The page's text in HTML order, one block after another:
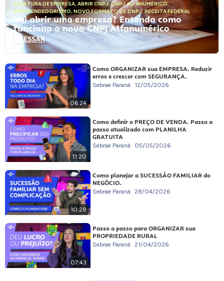
ABERTURA DE EMPRESA, ABRIR CNPJ,CNPJ ALFANUMÉRICO,
EMPREENDEDORISMO, NOVO FORMATO DE CNPJ,RECEITA FEDERAL
Vai abrir uma empresa? Entenda como
funciona o novo CNPJ Alfanumérico
ACESSAR
06:24
Como ORGANIZAR sua EMPRESA. Reduzir
erros e crescer com SEGURANÇA.
Sebrae Paraná 12/05/2026
11:20
Como definir o PREÇO DE VENDA. Passo a
passo atualizado com PLANILHA
GRATUITA
Sebrae Paraná 05/05/2026
10:28
Como planejar a SUCESSÃO FAMILIAR do
NEGÓCIO.
Sebrae Paraná 28/04/2026
07:43
Passo a passo para ORGANIZAR sua
PROPRIEDADE RURAL
Sebrae Paraná 21/04/2026